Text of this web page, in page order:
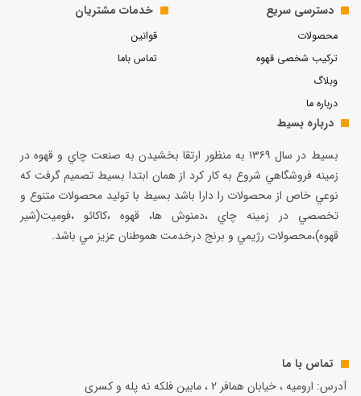
دسترسی سریع
محصولات
ترکیب شخصی قهوه
وبلاگ
درباره ما
خدمات مشتریان
قوانین
تماس باما
درباره بسیط
بسيط در سال ۱۳۶۹ به منظور ارتقا بخشيدن به صنعت چاي و قهوه در
زمينه فروشگاهي شروع به كار كرد از همان ابتدا بسيط تصميم گرفت كه
نوعي خاص از محصولات را دارا باشد بسيط با توليد محصولات متنوع و
تخصصي در زمينه چاي ،دمنوش ها، قهوه ،كاكائو ،فوميت(شير
قهوه)،محصولات رژيمي و برنج درخدمت هموطنان عزيز مي باشد.
تماس با ما
آدرس: ارومیه ، خیابان همافر 2 ، مابين فلكه نه پله و کسری